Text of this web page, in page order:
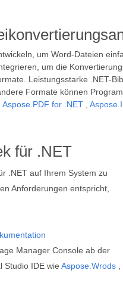
um Word-Dateien
um die
Leistungsstarke .NET-
Formate können
Aspose.PDF for .NET
für .NET
.NET auf Ihrem System zu
Anforderungen entspricht,
Manager Console ab der
Studio IDE wie Aspose.Wrods